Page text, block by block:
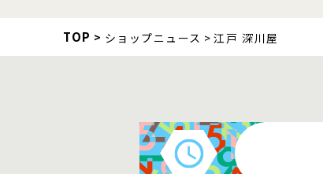
TOP ショップニュース 江戸 深川屋